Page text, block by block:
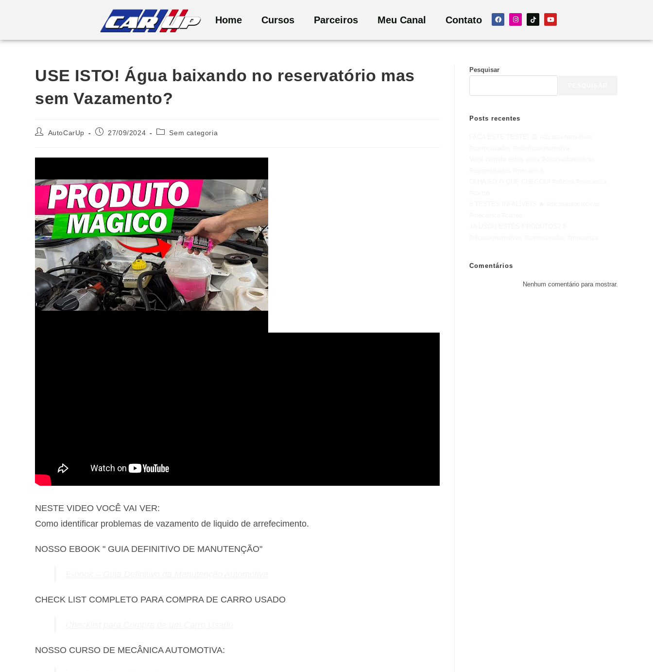
Home Cursos Parceiros Meu Canal Contato
USE ISTO! Água baixando no reservatório mas
sem Vazamento?
AutoCarUp 27/09/2024 Sem categoria
NESTE VIDEO VOCÊ VAI VER:
Como identificar problemas de vazamento de liquido de arrefecimento.
NOSSO EBOOK " GUIA DEFINITIVO DE MANUTENÇÃO"
CHECK LIST COMPLETO PARA COMPRA DE CARRO USADO
NOSSO CURSO DE MECÂNICA AUTOMOTIVA:
Pesquisar
Posts recentes
Comentários
Nenhum comentário para mostrar.